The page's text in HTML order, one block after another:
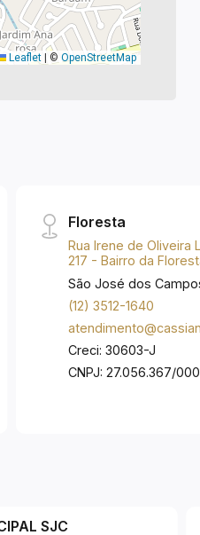
Leaflet © OpenStreetMap
Floresta
Rua Irene de Oliveira
217 - Bairro da
São José dos
(12) 3512-1640
Creci: 30603-J
CNPJ: 27.056.367/
SJC